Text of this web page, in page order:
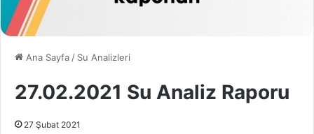
Ana Sayfa / Su Analizleri
27.02.2021 Su Analiz Raporu
27 Şubat 2021